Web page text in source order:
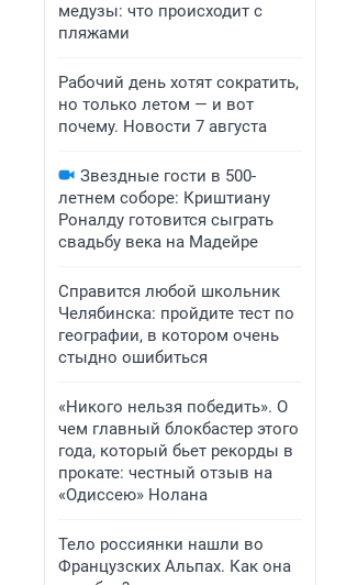
медузы: что происходит с
пляжами
Рабочий день хотят сократить,
но только летом — и вот
почему. Новости 7 августа
Звездные гости в 500-
летнем соборе: Криштиану
Роналду готовится сыграть
свадьбу века на Мадейре
Справится любой школьник
Челябинска: пройдите тест по
географии, в котором очень
стыдно ошибиться
«Никого нельзя победить». О
чем главный блокбастер этого
года, который бьет рекорды в
прокате: честный отзыв на
«Одиссею» Нолана
Тело россиянки нашли во
Французских Альпах. Как она